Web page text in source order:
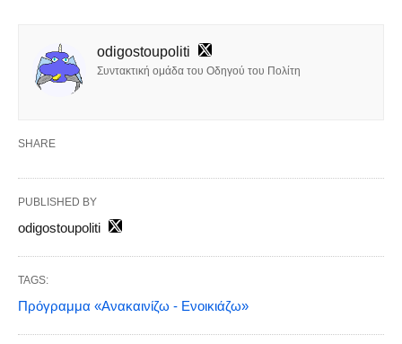
odigostoupoliti
Συντακτική ομάδα του Οδηγού του Πολίτη
SHARE
PUBLISHED BY
odigostoupoliti
TAGS:
Πρόγραμμα «Ανακαινίζω - Ενοικιάζω»